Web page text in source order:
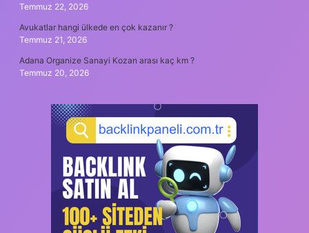
Temmuz 22, 2026
Avukatlar hangi ülkede en çok kazanır ?
Temmuz 21, 2026
Adana Organize Sanayi Kozan arası kaç km ?
Temmuz 20, 2026